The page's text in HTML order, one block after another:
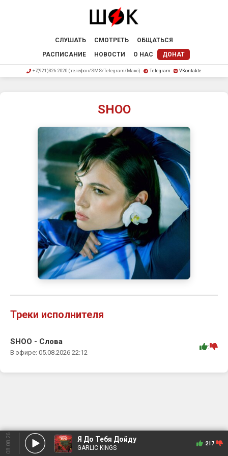
СЛУШАТЬ СМОТРЕТЬ
ОБЩАТЬСЯ
РАСПИСАНИЕ
НОВОСТИ О НАС ДОНАТ
+7(921)326-2020 (телефон/SMS/Telegram/Макс) Telegram VKontakte
SHOO
Треки исполнителя
SHOO - Слова
В эфире: 05.08.2026 22:12
:
08.08.26 Я До Тебя Дойду
GARLIC KINGS
217